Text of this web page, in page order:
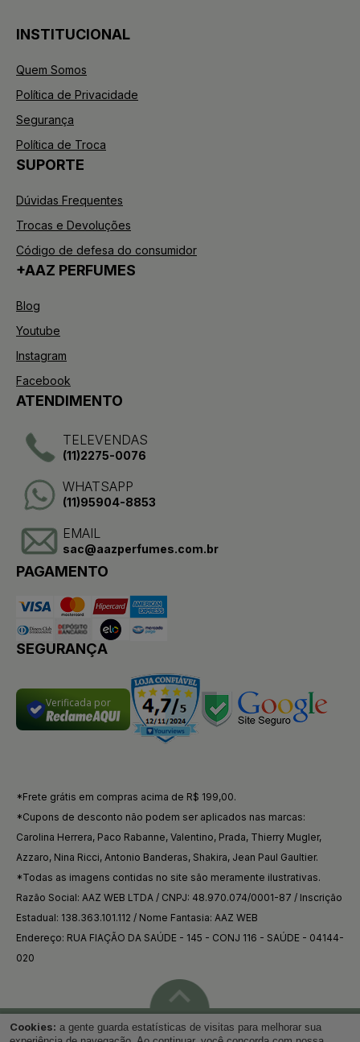
INSTITUCIONAL
Quem Somos
Política de Privacidade
Segurança
Política de Troca
SUPORTE
Dúvidas Frequentes
Trocas e Devoluções
Código de defesa do consumidor
+AAZ PERFUMES
Blog
Youtube
Instagram
Facebook
ATENDIMENTO
TELEVENDAS
(11)2275-0076
WHATSAPP
(11)95904-8853
EMAIL
sac@aazperfumes.com.br
PAGAMENTO
SEGURANÇA
Verificada por
*Frete grátis em compras acima de R$ 199,00.
*Cupons de desconto não podem ser aplicados nas marcas:
Carolina Herrera, Paco Rabanne, Valentino, Prada, Thierry Mugler,
Azzaro, Nina Ricci, Antonio Banderas, Shakira, Jean Paul Gaultier.
*Todas as imagens contidas no site são meramente ilustrativas.
Razão Social: AAZ WEB LTDA / CNPJ: 48.970.074/0001-87 / Inscrição
Estadual: 138.363.101.112 / Nome Fantasia: AAZ WEB
Endereço: RUA FIAÇÃO DA SAÚDE - 145 - CONJ 116 - SAÚDE - 04144-
020
Voltar ao topo
Cookies: a gente guarda estatísticas de visitas para melhorar sua